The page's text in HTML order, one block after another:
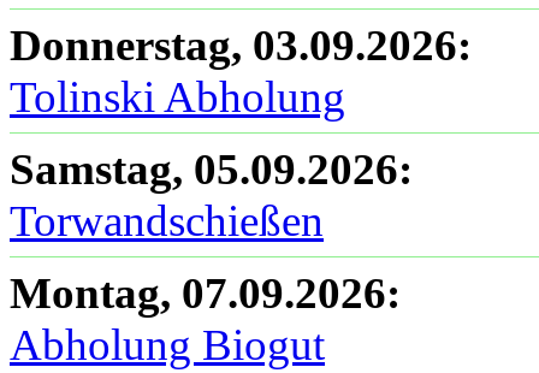
Donnerstag, 03.09.2026:
Tolinski Abholung
Samstag, 05.09.2026:
Torwandschießen
Montag, 07.09.2026:
Abholung Biogut